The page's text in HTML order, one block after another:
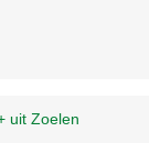
uit Zoelen